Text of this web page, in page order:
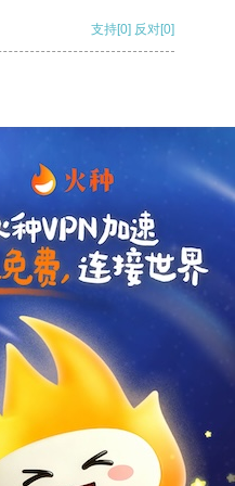
支持[0] 反对[0]
支持 [0] 反对 [0]
支持